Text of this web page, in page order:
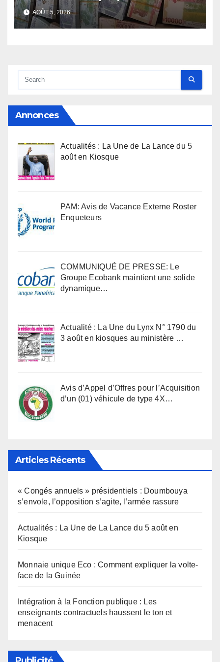
face de la Guinée
AOÛT 5, 2026
Annonces
Actualités : La Une de La Lance du 5
août en Kiosque
PAM: Avis de Vacance Externe Roster
Enqueteurs
COMMUNIQUÉ DE PRESSE: Le
Groupe Ecobank maintient une solide
dynamique…
Actualité : La Une du Lynx N° 1790 du
3 août en kiosques au ministère …
Avis d’Appel d’Offres pour l’Acquisition
d’un (01) véhicule de type 4X…
Articles Récents
« Congés annuels » présidentiels : Doumbouya
s’envole, l’opposition s’agite, l’armée rassure
Actualités : La Une de La Lance du 5 août en
Kiosque
Monnaie unique Eco : Comment expliquer la volte-
face de la Guinée
Intégration à la Fonction publique : Les
enseignants contractuels haussent le ton et
menacent